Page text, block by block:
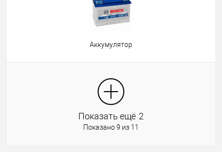
Аккумулятор
Показать ещё 2
Показано 9 из 11